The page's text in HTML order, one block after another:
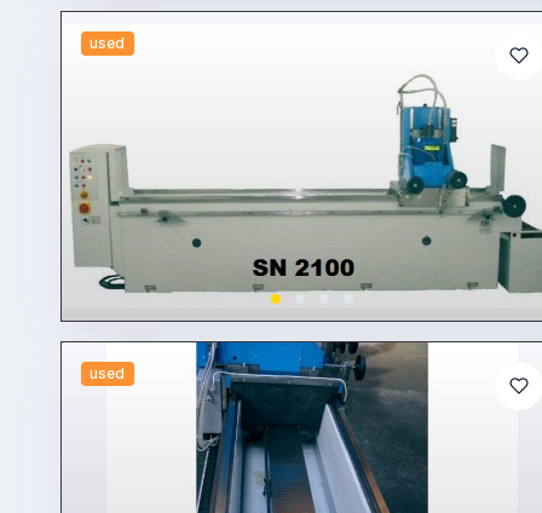
used
used